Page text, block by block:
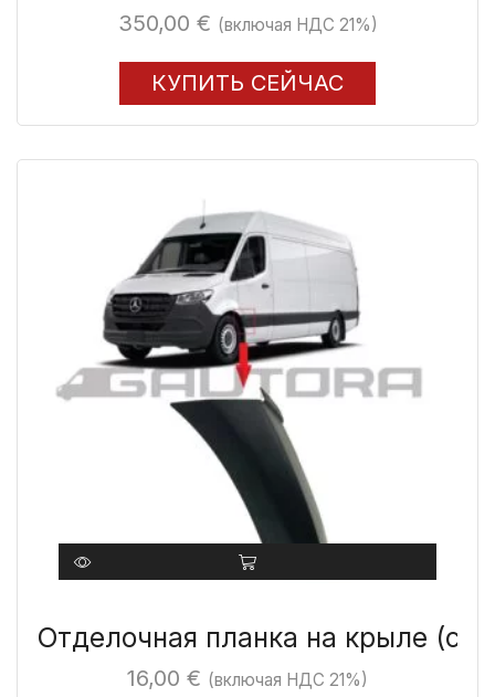
350,00 € (включая НДС 21%)
КУПИТЬ СЕЙЧАС
Отделочная планка на крыле
16,00 € (включая НДС 21%)